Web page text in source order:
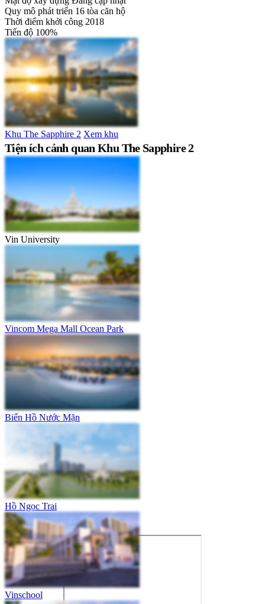
Quy mô phát triển 16 tòa căn hộ
Thời điểm khởi công 2018
Tiến độ 100%
Khu The Sapphire 2 Xem khu
Tiện ích cảnh quan Khu The Sapphire 2
Vin University
Vincom Mega Mall Ocean Park
Biển Hồ Nước Mặn
Hồ Ngọc Trai
Vinschool